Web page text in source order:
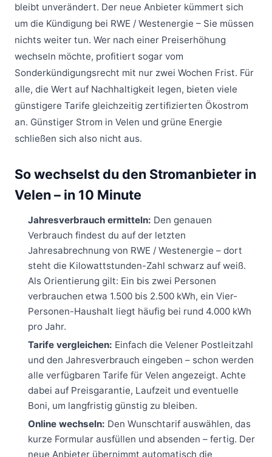
bleibt unverändert. Der neue Anbieter kümmert sich
um die Kündigung bei RWE / Westenergie – Sie müssen
nichts weiter tun. Wer nach einer Preiserhöhung
wechseln möchte, profitiert sogar vom
Sonderkündigungsrecht mit nur zwei Wochen Frist. Für
alle, die Wert auf Nachhaltigkeit legen, bieten viele
günstigere Tarife gleichzeitig zertifizierten Ökostrom
an. Günstiger Strom in Velen und grüne Energie
schließen sich also nicht aus.
So wechselst du den Stromanbieter in
Velen – in 10 Minute
Jahresverbrauch ermitteln: Den genauen
Verbrauch findest du auf der letzten
Jahresabrechnung von RWE / Westenergie – dort
steht die Kilowattstunden-Zahl schwarz auf weiß.
Als Orientierung gilt: Ein bis zwei Personen
verbrauchen etwa 1.500 bis 2.500 kWh, ein Vier-
Personen-Haushalt liegt häufig bei rund 4.000 kWh
pro Jahr.
Tarife vergleichen: Einfach die Velener Postleitzahl
und den Jahresverbrauch eingeben – schon werden
alle verfügbaren Tarife für Velen angezeigt. Achte
dabei auf Preisgarantie, Laufzeit und eventuelle
Boni, um langfristig günstig zu bleiben.
Online wechseln: Den Wunschtarif auswählen, das
kurze Formular ausfüllen und absenden – fertig. Der
neue Anbieter übernimmt automatisch die